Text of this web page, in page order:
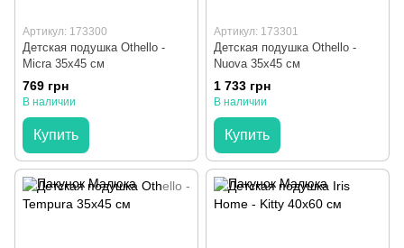
Артикул: 173300
Детская подушка Othello -
Micra 35х45 см
769 грн
В наличии
Купить
Артикул: 173301
Детская подушка Othello -
Nuova 35х45 см
1 733 грн
В наличии
Купить